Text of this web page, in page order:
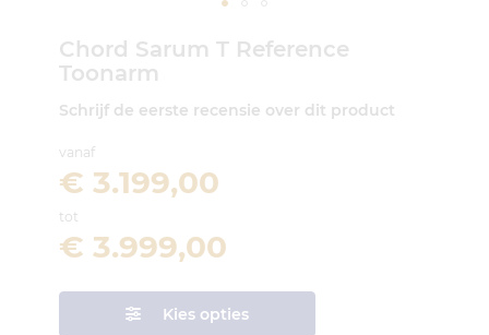
Chord Sarum T Reference
Toonarm
Schrijf de eerste recensie over dit product
vanaf
€ 3.199,00
tot
€ 3.999,00
Kies opties
naar
het
van
afbeeldingen-
gallerij